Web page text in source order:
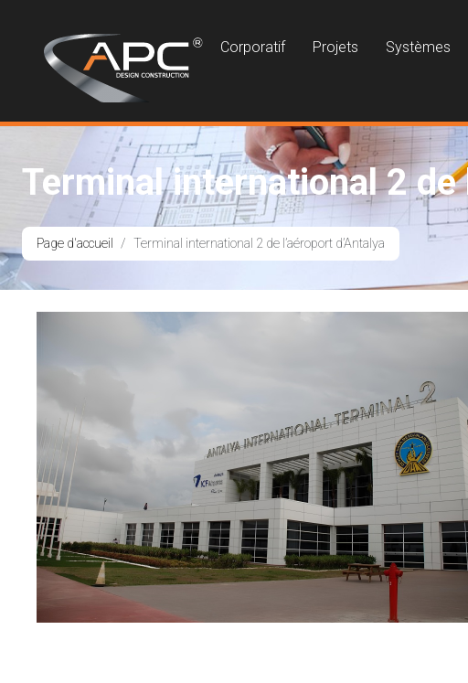
Corporatif Projets Systèmes
Terminal international 2 de
Page d'accueil Terminal international 2 de l’aéroport d’Antalya